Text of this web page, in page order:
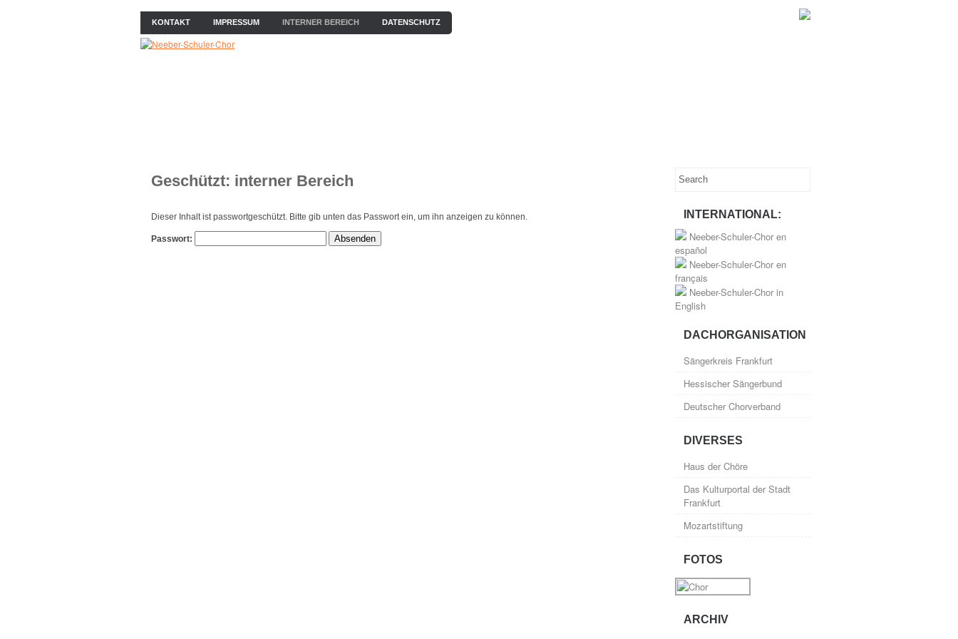
KONTAKT IMPRESSUM INTERNER BEREICH DATENSCHUTZ
Geschützt: interner Bereich
Dieser Inhalt ist passwortgeschützt. Bitte gib unten das Passwort ein, um ihn anzeigen zu können.
Passwort:
INTERNATIONAL:
Neeber-Schuler-Chor en
español
Neeber-Schuler-Chor en
français
Neeber-Schuler-Chor in
English
DACHORGANISATION
Sängerkreis Frankfurt
Hessischer Sängerbund
Deutscher Chorverband
DIVERSES
Haus der Chöre
Das Kulturportal der Stadt
Frankfurt
Mozartstiftung
FOTOS
ARCHIV